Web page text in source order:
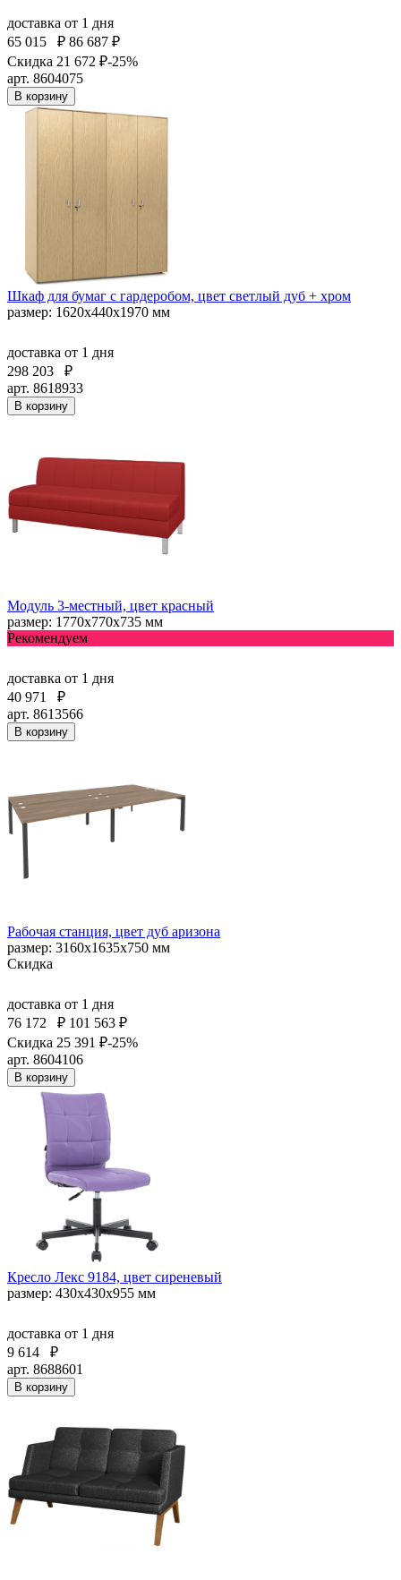
доставка от 1 дня
65 015
₽ 86 687 ₽
Скидка 21 672 ₽-25%
арт. 8604075
В корзину
Шкаф для бумаг с гардеробом, цвет светлый дуб + хром
размер: 1620х440х1970 мм
доставка от 1 дня
298 203
₽
арт. 8618933
В корзину
Модуль 3-местный, цвет красный
размер: 1770х770х735 мм
Рекомендуем
доставка от 1 дня
40 971
₽
арт. 8613566
В корзину
Рабочая станция, цвет дуб аризона
размер: 3160х1635х750 мм
Скидка
доставка от 1 дня
76 172
₽ 101 563 ₽
Скидка 25 391 ₽-25%
арт. 8604106
В корзину
Кресло Лекс 9184, цвет сиреневый
размер: 430х430х955 мм
доставка от 1 дня
9 614
₽
арт. 8688601
В корзину